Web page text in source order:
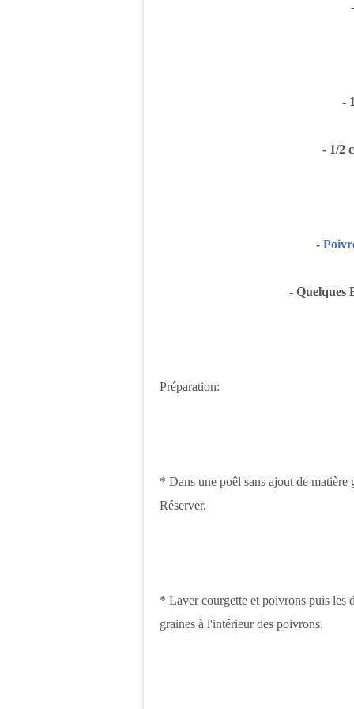
-
- 1/2
-
- Quelques
Préparation:
* Dans une poêl sans ajout de matière
Réserver.
* Laver courgette et poivrons puis les
graines à l'intérieur des poivrons.